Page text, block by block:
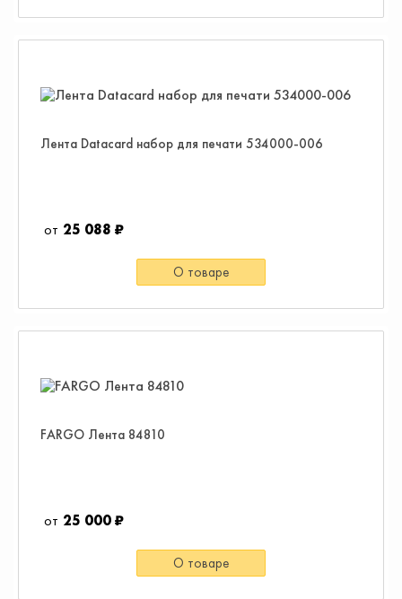
Лента Datacard набор для печати 534000-006
25 088 ₽
О товаре
FARGO Лента 84810
25 000 ₽
О товаре